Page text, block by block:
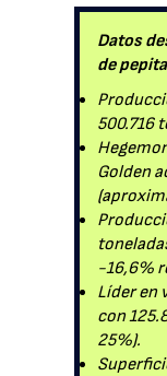
Datos
de
500.716
Golden
-16,6%
Líder en
con
25%).